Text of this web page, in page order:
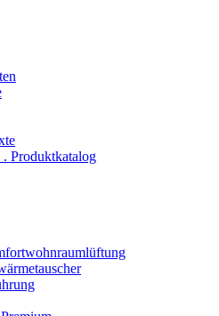
Produktkatalog